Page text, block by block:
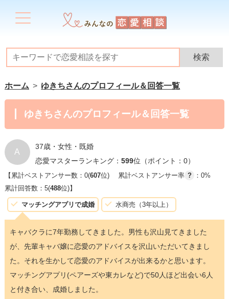
ホーム ゆきちさんのプロフィール＆回答一覧
ゆきちさんのプロフィール＆回答一覧
A
37歳・女性・既婚
恋愛マスターランキング： 599位（ポイント：0）
【累計ベストアンサー数：0(607位) 累計ベストアンサー率 ?
：0%
累計回答数：5(488位)】
マッチングアプリで成婚 水商売（3年以上）
キャバクラに7年勤務してきました。男性も沢山見てきました
が、先輩キャバ嬢に恋愛のアドバイスを沢山いただいてきまし
た。それを生かして恋愛のアドバイスが出来るかと思います。
マッチングアプリ(ペアーズや東カレなど)で50人ほど出会い6人
と付き合い、成婚しました。